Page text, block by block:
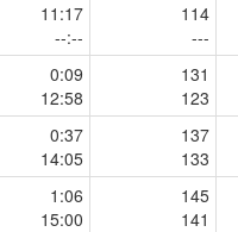
11:17
--:--
114
---
0:09
12:58
131
123
0:37
14:05
137
133
1:06
15:00
145
141